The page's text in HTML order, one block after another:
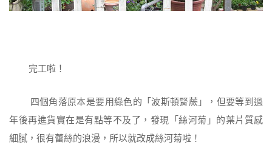
完工啦！
四個角落原本是要用綠色的「波斯頓腎蕨」，但要等到過
年後再進貨實在是有點等不及了，發現「絲河菊」的葉片質感
細膩，很有蕾絲的浪漫，所以就改成絲河菊啦！